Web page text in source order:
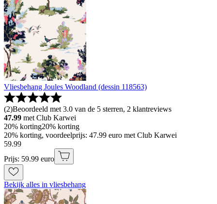
Vliesbehang Joules Woodland (dessin 118563)
(2)Beoordeeld met 3.0 van de 5 sterren, 2 klantreviews
47.99 met Club Karwei
20% korting20% korting
20% korting, voordeelprijs: 47.99 euro met Club Karwei
59.99
Prijs: 59.99 euro
Bekijk alles in vliesbehang